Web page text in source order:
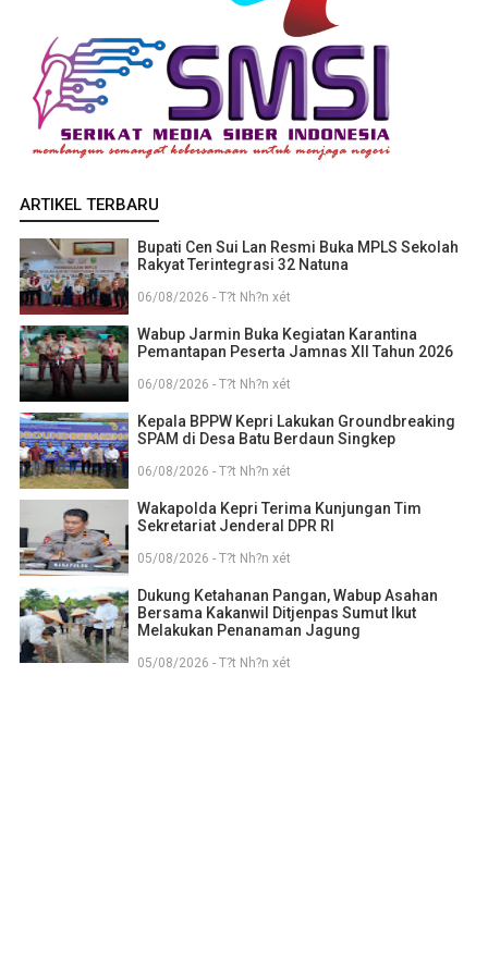
ARTIKEL TERBARU
Bupati Cen Sui Lan Resmi Buka MPLS Sekolah
Rakyat Terintegrasi 32 Natuna
06/08/2026 - T?t Nh?n xét
Wabup Jarmin Buka Kegiatan Karantina
Pemantapan Peserta Jamnas XII Tahun 2026
06/08/2026 - T?t Nh?n xét
Kepala BPPW Kepri Lakukan Groundbreaking
SPAM di Desa Batu Berdaun Singkep
06/08/2026 - T?t Nh?n xét
Wakapolda Kepri Terima Kunjungan Tim
Sekretariat Jenderal DPR RI
05/08/2026 - T?t Nh?n xét
Dukung Ketahanan Pangan, Wabup Asahan
Bersama Kakanwil Ditjenpas Sumut Ikut
Melakukan Penanaman Jagung
05/08/2026 - T?t Nh?n xét